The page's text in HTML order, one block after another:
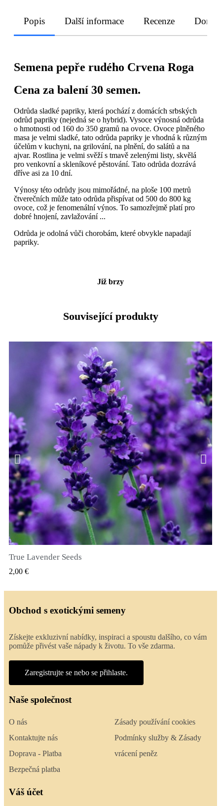
Popis Další informace Recenze
Semena pepře rudého Crvena Roga
Cena za balení 30 semen.
Odrůda sladké papriky, která pochází z domácích srbských
odrůd papriky (nejedná se o hybrid). Vysoce výnosná odrůda
o hmotnosti od 160 do 350 gramů na ovoce. Ovoce plněného
masa je velmi sladké, tato odrůda papriky je vhodná k různým
účelům v kuchyni, na grilování, na plnění, do salátů a na
ajvar. Rostlina je velmi svěží s tmavě zelenými listy, skvělá
pro venkovní a skleníkové pěstování. Tato odrůda dozrává
dříve asi za 10 dní.
Výnosy této odrůdy jsou mimořádné, na ploše 100 metrů
čtverečních může tato odrůda přispívat od 500 do 800 kg
ovoce, což je fenomenální výnos. To samozřejmě platí pro
dobré hnojení, zavlažování ...
Odrůda je odolná vůči chorobám, které obvykle napadají
papriky.
Již brzy
Související produkty
True Lavender Seeds
2,00 €
Obchod s exotickými semeny
Získejte exkluzivní nabídky, inspiraci a spoustu dalšího, co vám
pomůže přivést vaše nápady k životu. To vše zdarma.
Zaregistrujte se nebo se přihlaste.
Naše společnost
O nás
Kontaktujte nás
Doprava - Platba
Bezpečná platba
Zásady používání cookies
Podmínky služby & Zásady
vrácení peněz
Váš účet